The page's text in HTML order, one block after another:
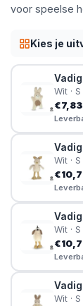
voor speelse
Kies je
Wit · S
€7,83
Wit · S
Wit · S
Wit · S